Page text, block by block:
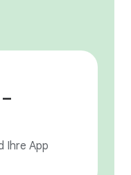
Ihre App